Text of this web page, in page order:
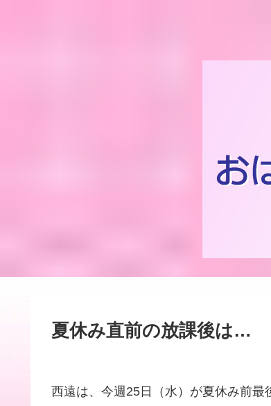
夏休み直前の放課後は…
西遠は、今週25日（水）が夏休み前